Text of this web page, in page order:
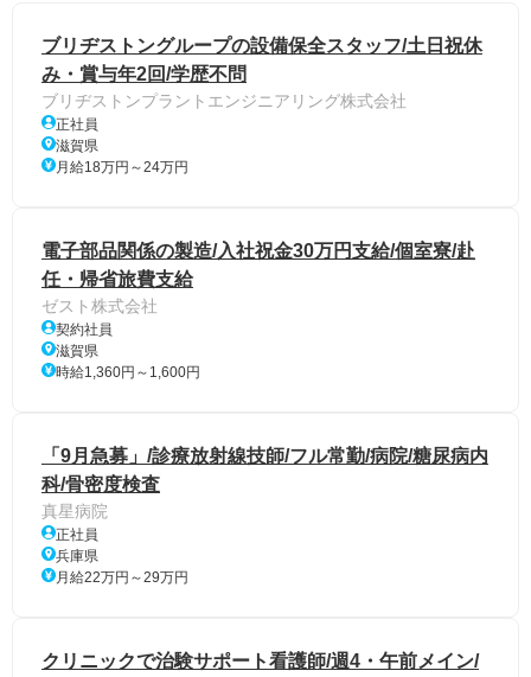
ブリヂストングループの設備保全スタッフ/土日祝休
み・賞与年2回/学歴不問
ブリヂストンプラントエンジニアリング株式会社
正社員
滋賀県
月給18万円～24万円
電子部品関係の製造/入社祝金30万円支給/個室寮/赴
任・帰省旅費支給
ゼスト株式会社
契約社員
滋賀県
時給1,360円～1,600円
「9月急募」/診療放射線技師/フル常勤/病院/糖尿病内
科/骨密度検査
真星病院
正社員
兵庫県
月給22万円～29万円
クリニックで治験サポート看護師/週4・午前メイン/